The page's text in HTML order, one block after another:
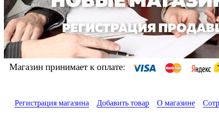
Магазин принимает к оплате:
Регистрация магазина Добавить товар О магазине